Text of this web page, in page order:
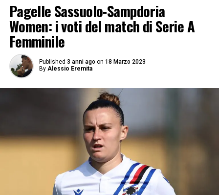
Pagelle Sassuolo-Sampdoria
Women: i voti del match di Serie A
Femminile
Published 3 anni ago on 18 Marzo 2023
By Alessio Eremita